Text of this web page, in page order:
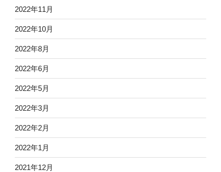
2022年11月
2022年10月
2022年8月
2022年6月
2022年5月
2022年3月
2022年2月
2022年1月
2021年12月